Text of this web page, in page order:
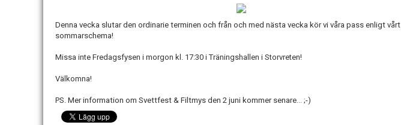
Denna vecka slutar den ordinarie terminen och från och med nästa vecka kör vi våra pass enligt vårt
sommarschema!
Missa inte Fredagsfysen i morgon kl. 17:30 i Träningshallen i Storvreten!
Välkomna!
PS. Mer information om Svettfest & Filtmys den 2 juni kommer senare... ;-)